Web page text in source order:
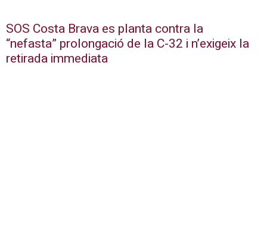
SOS Costa Brava es planta contra la
“nefasta” prolongació de la C-32 i n’exigeix la
retirada immediata